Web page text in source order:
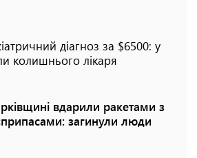
діагноз за $6500: у
колишнього лікаря
вдарили ракетами з
загинули люди